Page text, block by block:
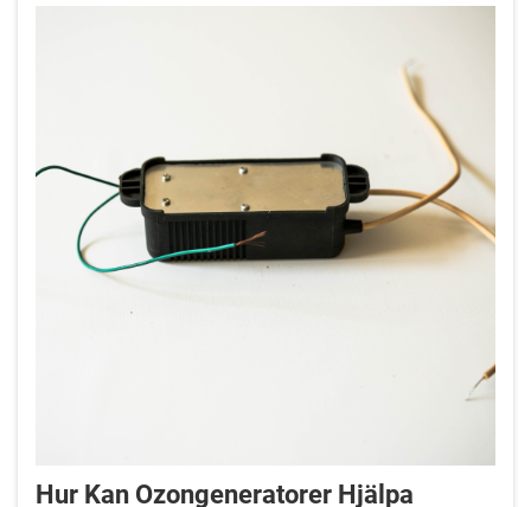
Hur Kan Ozongeneratorer Hjälpa